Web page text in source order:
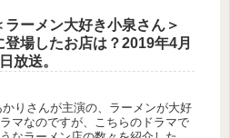
ラーメン大好き小泉さん＞
登場したお店は？2019年4月
放送。
りさんが主演の、ラーメンが大好
マなのですが、こちらのドラマで